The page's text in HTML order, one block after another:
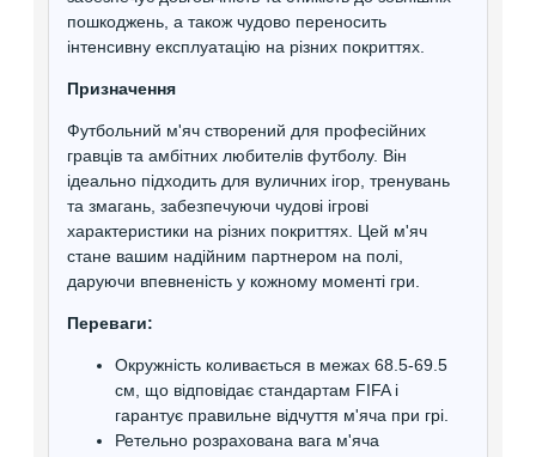
пошкоджень, а також чудово переносить
інтенсивну експлуатацію на різних покриттях.
Призначення
Футбольний м'яч створений для професійних
гравців та амбітних любителів футболу. Він
ідеально підходить для вуличних ігор, тренувань
та змагань, забезпечуючи чудові ігрові
характеристики на різних покриттях. Цей м'яч
стане вашим надійним партнером на полі,
даруючи впевненість у кожному моменті гри.
Переваги:
Окружність коливається в межах 68.5-69.5
см, що відповідає стандартам FIFA і
гарантує правильне відчуття м'яча при грі.
Ретельно розрахована вага м'яча